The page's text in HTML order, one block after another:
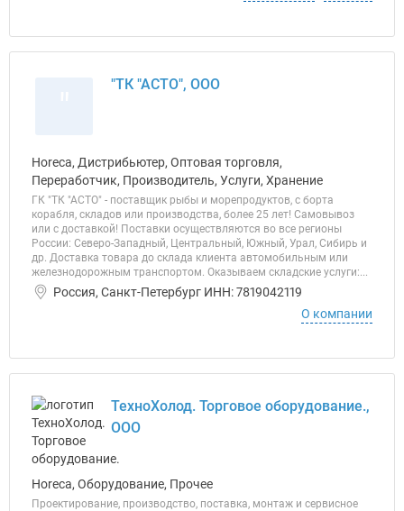
"ТК "АСТО", ООО
Horeca, Дистрибьютер, Оптовая торговля,
Переработчик, Производитель, Услуги, Хранение
ГК "ТК "АСТО" - поставщик рыбы и морепродуктов, с борта
корабля, складов или производства, более 25 лет! Самовывоз
или с доставкой! Поставки осуществляются во все регионы
России: Северо-Западный, Центральный, Южный, Урал, Сибирь и
др. Доставка товара до склада клиента автомобильным или
железнодорожным транспортом. Оказываем складские услуги:...
Россия, Санкт-Петербург ИНН: 7819042119
О компании
ТехноХолод. Торговое оборудование.,
ООО
Horeca, Оборудование, Прочее
Проектирование, производство, поставка, монтаж и сервисное